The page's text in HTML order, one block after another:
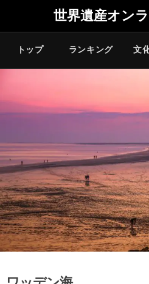
世界遺産オン
トップ ランキング 文